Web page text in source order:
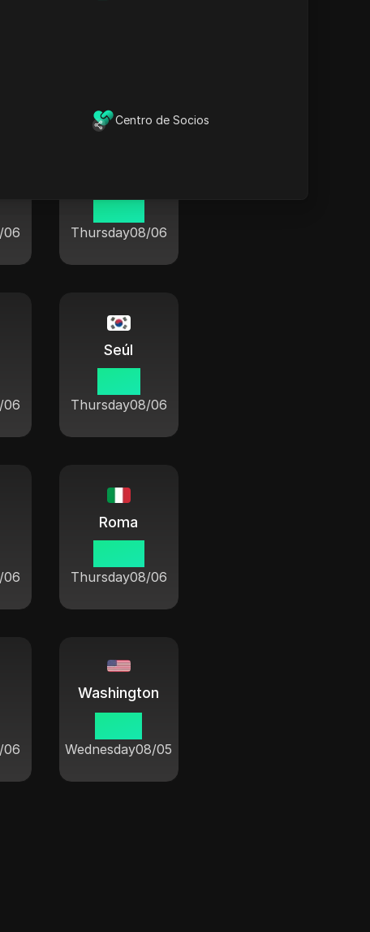
Centro de Socios
06
03 46
Thursday08/06
06
Seúl
Thursday08/06
06
Roma
Thursday08/06
06
Washington
Wednesday08/05